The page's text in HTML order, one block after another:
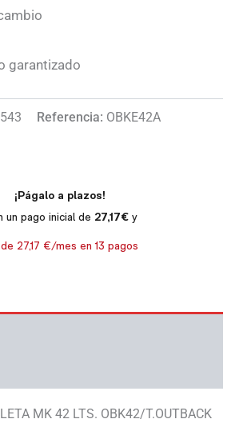
garantizado
Referencia: OBKE42A
MK 42 LTS. OBK42/T.OUTBACK